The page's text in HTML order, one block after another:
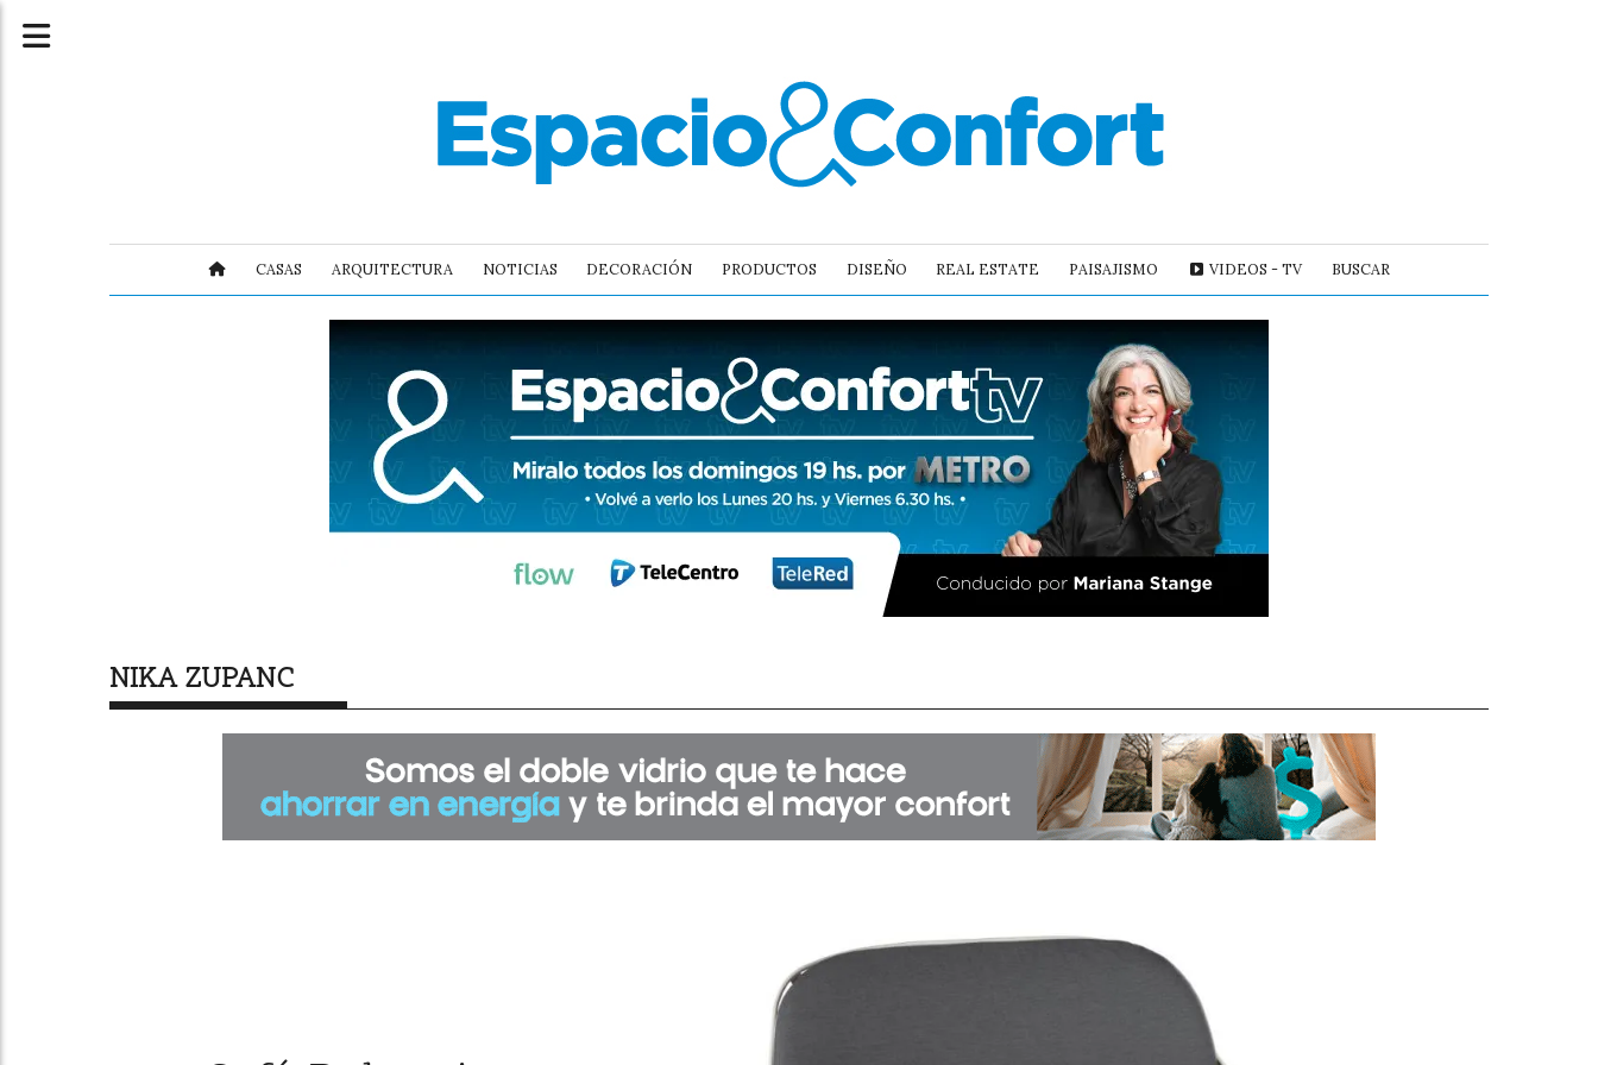
CASAS ARQUITECTURA NOTICIAS DECORACIÓN PRODUCTOS DISEÑO REAL ESTATE PAISAJISMO VIDEOS - TV BUSCAR
NIKA ZUPANC